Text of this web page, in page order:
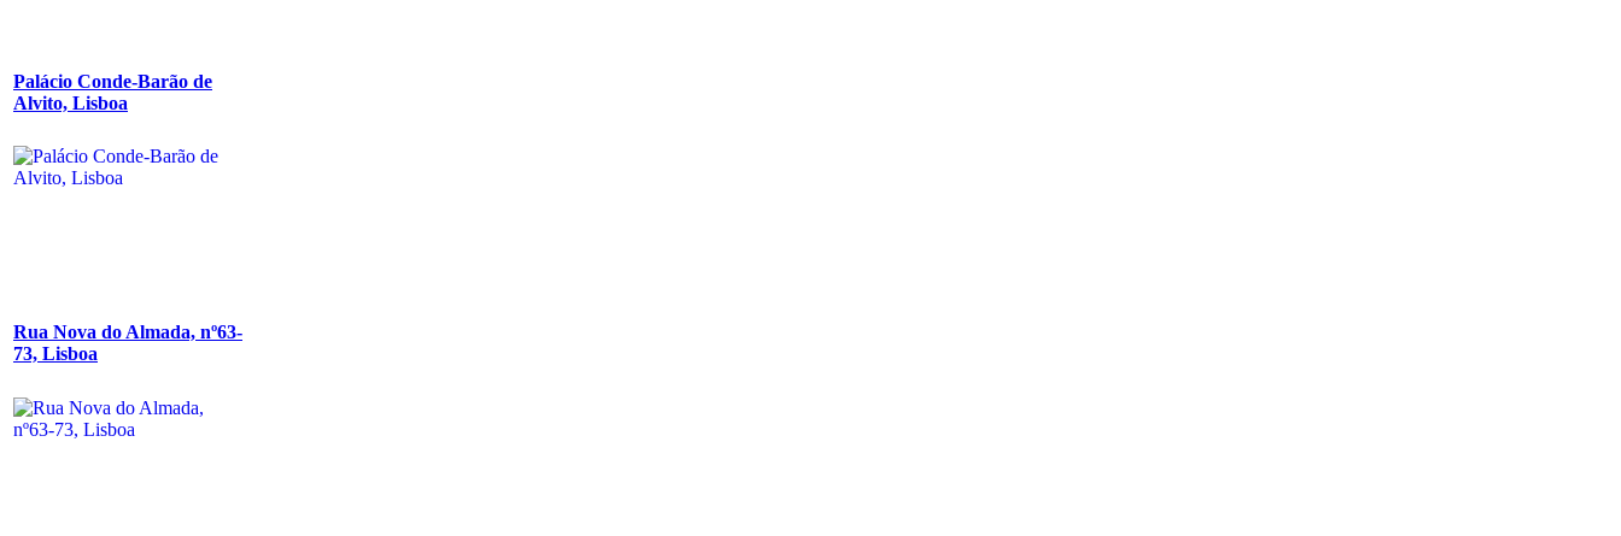
Palácio Conde-Barão de
Alvito, Lisboa
Rua Nova do Almada, nº63-
73, Lisboa